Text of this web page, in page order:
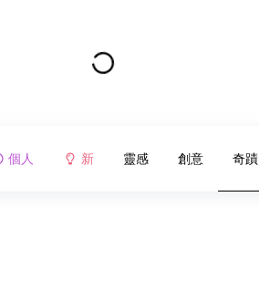
個人 新 靈感 創意 奇蹟